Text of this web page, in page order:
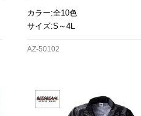
カラー:全10色
サイズ:S～4L
AZ-50102